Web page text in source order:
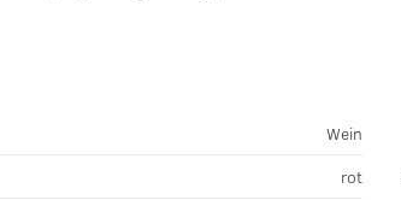
Wein
rot